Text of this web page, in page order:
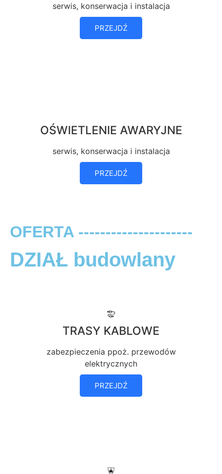
serwis, konserwacja i instalacja
PRZEJDŹ
OŚWIETLENIE AWARYJNE
serwis, konserwacja i instalacja
PRZEJDŹ
OFERTA ---------------------
DZIAŁ budowlany
TRASY KABLOWE
zabezpieczenia ppoż. przewodów
elektrycznych
PRZEJDŹ